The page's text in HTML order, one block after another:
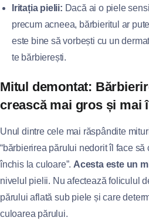
Iritația pielii: Dacă ai o piele
precum acneea, bărbieritul ar
este bine să vorbești cu un
te bărbierești.
Mitul demontat:
crească mai gros și mai
Unul dintre cele mai răspândite
“bărbierirea părului nedorit îl face
închis la culoare”.Acesta este un
nivelul pielii. Nu afectează foliculul
părului aflată sub piele și care
culoarea părului.